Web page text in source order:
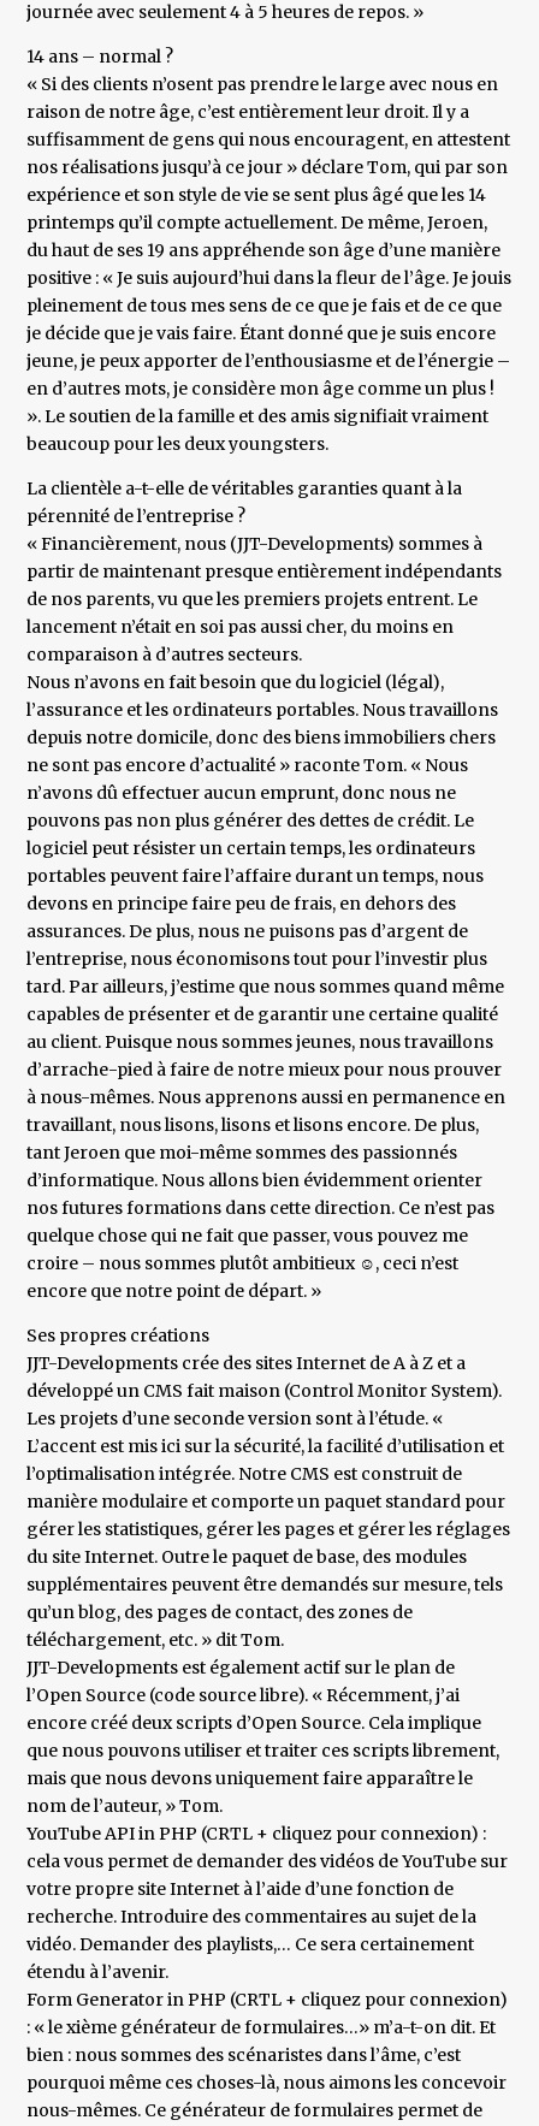
journée avec seulement 4 à 5 heures de repos. »
14 ans – normal ?
« Si des clients n’osent pas prendre le large avec nous en
raison de notre âge, c’est entièrement leur droit. Il y a
suffisamment de gens qui nous encouragent, en attestent
nos réalisations jusqu’à ce jour » déclare Tom, qui par son
expérience et son style de vie se sent plus âgé que les 14
printemps qu’il compte actuellement. De même, Jeroen,
du haut de ses 19 ans appréhende son âge d’une manière
positive : « Je suis aujourd’hui dans la fleur de l’âge. Je jouis
pleinement de tous mes sens de ce que je fais et de ce que
je décide que je vais faire. Étant donné que je suis encore
jeune, je peux apporter de l’enthousiasme et de l’énergie –
en d’autres mots, je considère mon âge comme un plus !
». Le soutien de la famille et des amis signifiait vraiment
beaucoup pour les deux youngsters.
La clientèle a-t-elle de véritables garanties quant à la
pérennité de l’entreprise ?
« Financièrement, nous (JJT-Developments) sommes à
partir de maintenant presque entièrement indépendants
de nos parents, vu que les premiers projets entrent. Le
lancement n’était en soi pas aussi cher, du moins en
comparaison à d’autres secteurs.
Nous n’avons en fait besoin que du logiciel (légal),
l’assurance et les ordinateurs portables. Nous travaillons
depuis notre domicile, donc des biens immobiliers chers
ne sont pas encore d’actualité » raconte Tom. « Nous
n’avons dû effectuer aucun emprunt, donc nous ne
pouvons pas non plus générer des dettes de crédit. Le
logiciel peut résister un certain temps, les ordinateurs
portables peuvent faire l’affaire durant un temps, nous
devons en principe faire peu de frais, en dehors des
assurances. De plus, nous ne puisons pas d’argent de
l’entreprise, nous économisons tout pour l’investir plus
tard. Par ailleurs, j’estime que nous sommes quand même
capables de présenter et de garantir une certaine qualité
au client. Puisque nous sommes jeunes, nous travaillons
d’arrache-pied à faire de notre mieux pour nous prouver
à nous-mêmes. Nous apprenons aussi en permanence en
travaillant, nous lisons, lisons et lisons encore. De plus,
tant Jeroen que moi-même sommes des passionnés
d’informatique. Nous allons bien évidemment orienter
nos futures formations dans cette direction. Ce n’est pas
quelque chose qui ne fait que passer, vous pouvez me
croire – nous sommes plutôt ambitieux ☺, ceci n’est
encore que notre point de départ. »
Ses propres créations
JJT-Developments crée des sites Internet de A à Z et a
développé un CMS fait maison (Control Monitor System).
Les projets d’une seconde version sont à l’étude. «
L’accent est mis ici sur la sécurité, la facilité d’utilisation et
l’optimalisation intégrée. Notre CMS est construit de
manière modulaire et comporte un paquet standard pour
gérer les statistiques, gérer les pages et gérer les réglages
du site Internet. Outre le paquet de base, des modules
supplémentaires peuvent être demandés sur mesure, tels
qu’un blog, des pages de contact, des zones de
téléchargement, etc. » dit Tom.
JJT-Developments est également actif sur le plan de
l’Open Source (code source libre). « Récemment, j’ai
encore créé deux scripts d’Open Source. Cela implique
que nous pouvons utiliser et traiter ces scripts librement,
mais que nous devons uniquement faire apparaître le
nom de l’auteur, » Tom.
YouTube API in PHP (CRTL + cliquez pour connexion) :
cela vous permet de demander des vidéos de YouTube sur
votre propre site Internet à l’aide d’une fonction de
recherche. Introduire des commentaires au sujet de la
vidéo. Demander des playlists,… Ce sera certainement
étendu à l’avenir.
Form Generator in PHP (CRTL + cliquez pour connexion)
: « le xième générateur de formulaires…» m’a-t-on dit. Et
bien : nous sommes des scénaristes dans l’âme, c’est
pourquoi même ces choses-là, nous aimons les concevoir
nous-mêmes. Ce générateur de formulaires permet de